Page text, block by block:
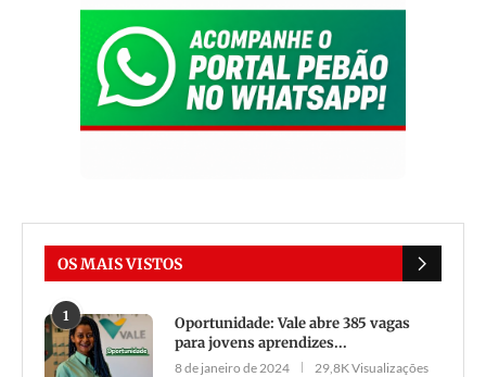
OS MAIS VISTOS
1
Oportunidade: Vale abre 385 vagas
para jovens aprendizes...
8 de janeiro de 2024 29,8K Visualizações